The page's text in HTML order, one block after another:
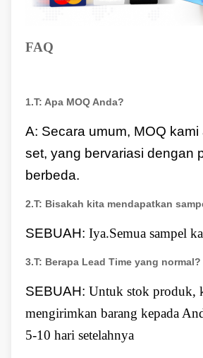
FAQ
1.T: Apa MOQ Anda?
A: Secara umum, MOQ
set, yang bervariasi dengan
berbeda.
2.T: Bisakah kita mendapatkan
SEBUAH: Iya.Semua sampel
3.T: Berapa Lead Time yang normal?
SEBUAH: Untuk stok produk,
mengirimkan barang kepada
5-10 hari setelahnya